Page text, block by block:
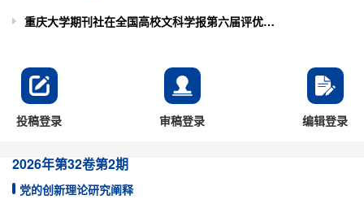
重庆大学期刊社在全国高校文科学报第六届评优活动中获佳绩
投稿登录 审稿登录 编辑登录
2026年第32卷第2期
党的创新理论研究阐释